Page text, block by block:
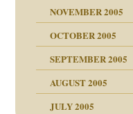
NOVEMBER 2005
OCTOBER 2005
SEPTEMBER 2005
AUGUST 2005
JULY 2005